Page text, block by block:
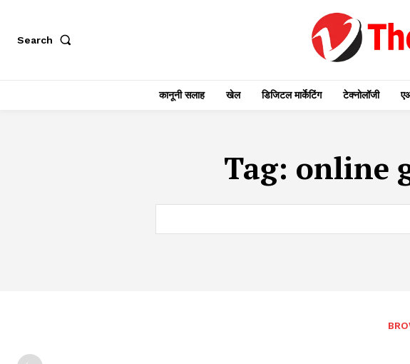
Search
कानूनी सलाह खेल डिजिटल मार्केटिंग टेक्नोलॉजी
Tag: online